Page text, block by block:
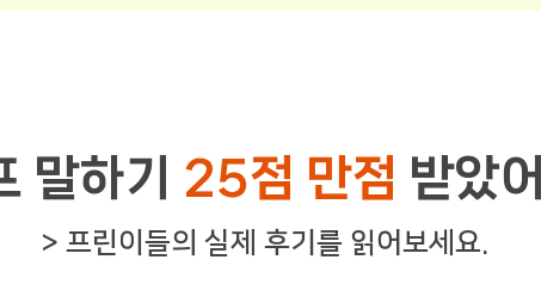
말하기 25점 만점 받았
> 프린이들의 실제 후기를 읽어보세요.